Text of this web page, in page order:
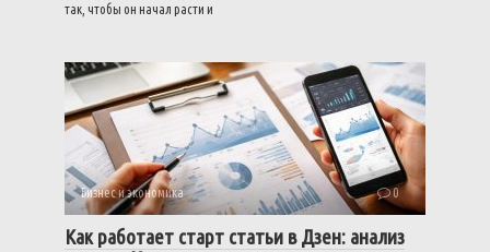
так, чтобы он начал расти и
Бизнес и экономика 0
Как работает старт статьи в Дзен: анализ